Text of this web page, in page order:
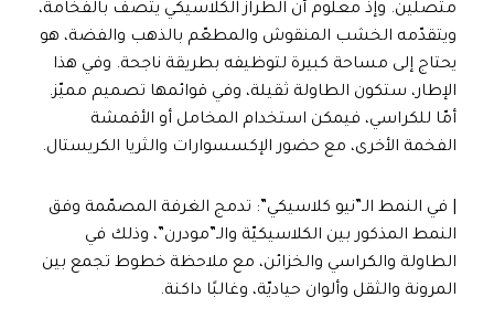
متصلين. وإذ معلوم أن الطراز الكلاسيكي يتصف بالفخامة،
ويتقدّمه الخشب المنقوش والمطعّم بالذهب والفضة، هو
يحتاج إلى مساحة كبيرة لتوظيفه بطريقة ناجحة. وفي هذا
الإطار، ستكون الطاولة ثقيلة، وفي قوائمها تصميم مميّز.
أمّا للكراسي، فيمكن استخدام المخامل أو الأقمشة
الفخمة الأخرى، مع حضور الإكسسوارات والثريا الكريستال.
| في النمط الـ”نيو كلاسيكي”: تدمج الغرفة المصمّمة وفق
النمط المذكور بين الكلاسيكيّة والـ”مودرن”، وذلك في
الطاولة والكراسي والخزائن، مع ملاحظة خطوط تجمع بين
المرونة والثقل وألوان حياديّة، وغالبًا داكنة.